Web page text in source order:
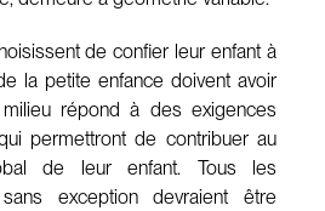
de confier leur enfant à
la petite enfance doivent avoir
milieu répond à des exigences
permettront de contribuer au
de leur enfant. Tous les
exception devraient être